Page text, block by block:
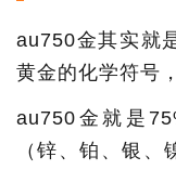
au750金其实就
黄金的化学符号
au750金就是
（锌、铂、银